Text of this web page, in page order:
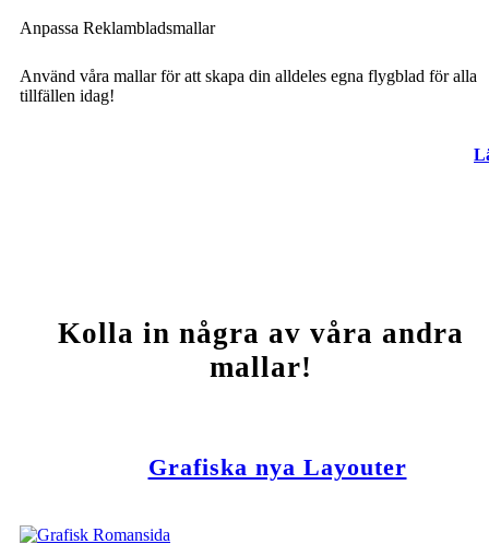
Anpassa Reklambladsmallar
Använd våra mallar för att skapa din alldeles egna flygblad för alla
tillfällen idag!
Kolla in några av våra andra
mallar!
Grafiska nya Layouter